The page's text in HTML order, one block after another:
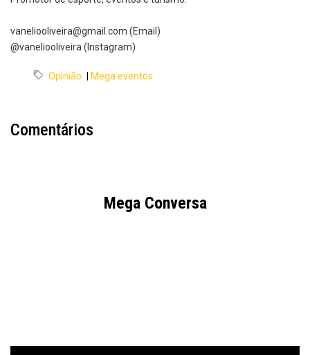
vaneliooliveira@gmail.com (Email)
@vaneliooliveira (Instagram)
Opinião Mega eventos
Comentários
Mega Conversa